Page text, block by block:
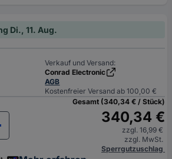
Di., 11. Aug.
Verkauf und Versand:
Conrad Electronic
AGB
Kostenfreier Versand ab 100,00 €
Gesamt (340,34 € / Stück)
340,34 €
zzgl. 16,99 €
zzgl. MwSt.
Sperrgutzuschlag